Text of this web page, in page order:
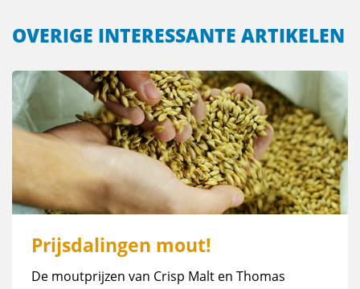
OVERIGE INTERESSANTE ARTIKELEN
Prijsdalingen mout!
De moutprijzen van Crisp Malt en Thomas